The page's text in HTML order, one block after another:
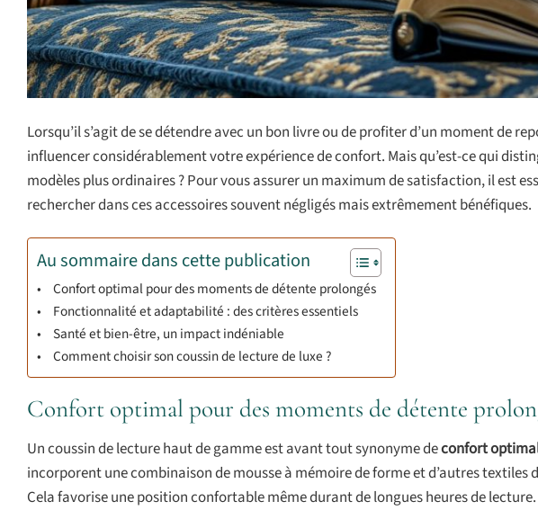
Lorsqu’il s’agit de se détendre avec un bon livre ou de profiter d’un moment de
influencer considérablement votre expérience de confort. Mais qu’est-ce qui
modèles plus ordinaires ? Pour vous assurer un maximum de satisfaction, il est
rechercher dans ces accessoires souvent négligés mais extrêmement bénéfiques.
Au sommaire dans cette publication
Confort optimal pour des moments de détente prolongés
Fonctionnalité et adaptabilité : des critères essentiels
Santé et bien-être, un impact indéniable
Comment choisir son coussin de lecture de luxe ?
Confort optimal pour des moments de détente
Un coussin de lecture haut de gamme est avant tout synonyme deconfort
incorporent une combinaison de mousse à mémoire de forme et d’autres
Cela favorise une position confortable même durant de longues heures de lecture.